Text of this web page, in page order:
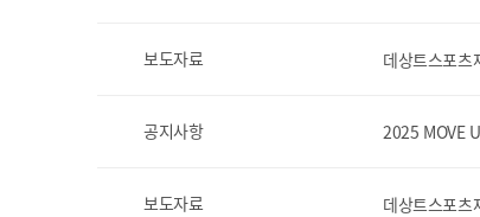
보도자료 데상트스포츠
공지사항 2025 MOVE
보도자료 데상트스포